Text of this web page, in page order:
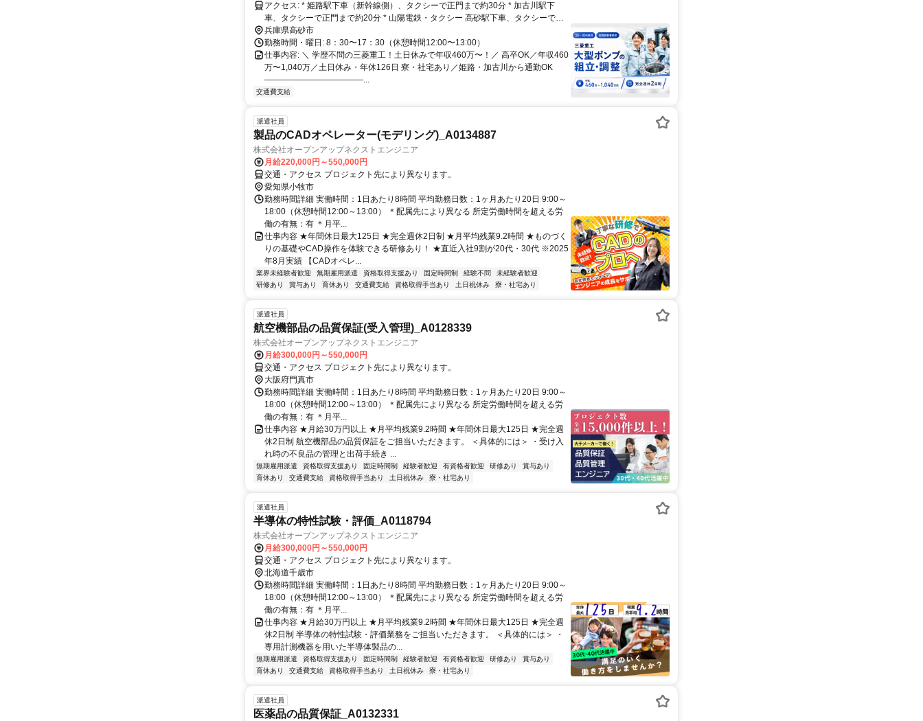
アクセス: * 姫路駅下車（新幹線側）、タクシーで正門まで約30分 * 加古川駅下
車、タクシーで正門まで約20分 * 山陽電鉄・タクシー 高砂駅下車、タクシーで正
門まで約5分 山陽電鉄・徒歩 荒井駅下車、徒歩で正門まで約5分
兵庫県高砂市
勤務時間・曜日: 8：30〜17：30（休憩時間12:00〜13:00）
仕事内容: ＼ 学歴不問の三菱重工！土日休みで年収460万〜！／ 高卒OK／年収460
万〜1,040万／土日休み・年休126日 寮・社宅あり／姫路・加古川から通勤OK
――――――――――――...
交通費支給
派遣社員
製品のCADオペレーター(モデリング)_A0134887
株式会社オープンアップネクストエンジニア
月給220,000円～550,000円
交通・アクセス プロジェクト先により異なります。
愛知県小牧市
勤務時間詳細 実働時間：1日あたり8時間 平均勤務日数：1ヶ月あたり20日 9:00～
18:00（休憩時間12:00～13:00） ＊配属先により異なる 所定労働時間を超える労
働の有無：有 ＊月平...
仕事内容 ★年間休日最大125日 ★完全週休2日制 ★月平均残業9.2時間 ★ものづく
りの基礎やCAD操作を体験できる研修あり！ ★直近入社9割が20代・30代 ※2025
年8月実績 【CADオペレ...
業界未経験者歓迎 無期雇用派遣 資格取得支援あり 固定時間制 経験不問
未経験者歓迎
研修あり
賞与あり 育休あり 交通費支給 資格取得手当あり 土日祝休み 寮・社宅あり
派遣社員
航空機部品の品質保証(受入管理)_A0128339
株式会社オープンアップネクストエンジニア
月給300,000円～550,000円
交通・アクセス プロジェクト先により異なります。
大阪府門真市
勤務時間詳細 実働時間：1日あたり8時間 平均勤務日数：1ヶ月あたり20日 9:00～
18:00（休憩時間12:00～13:00） ＊配属先により異なる 所定労働時間を超える労
働の有無：有 ＊月平...
仕事内容 ★月給30万円以上 ★月平均残業9.2時間 ★年間休日最大125日 ★完全週
休2日制 航空機部品の品質保証をご担当いただきます。 ＜具体的には＞ ・受け入
れ時の不良品の管理と出荷手続き ...
無期雇用派遣 資格取得支援あり 固定時間制 経験者歓迎 有資格者歓迎 研修あり
賞与あり
育休あり
交通費支給 資格取得手当あり 土日祝休み 寮・社宅あり
派遣社員
半導体の特性試験・評価_A0118794
株式会社オープンアップネクストエンジニア
月給300,000円～550,000円
交通・アクセス プロジェクト先により異なります。
北海道千歳市
勤務時間詳細 実働時間：1日あたり8時間 平均勤務日数：1ヶ月あたり20日 9:00～
18:00（休憩時間12:00～13:00） ＊配属先により異なる 所定労働時間を超える労
働の有無：有 ＊月平...
仕事内容 ★月給30万円以上 ★月平均残業9.2時間 ★年間休日最大125日 ★完全週
休2日制 半導体の特性試験・評価業務をご担当いただきます。 ＜具体的には＞ ・
専用計測機器を用いた半導体製品の...
無期雇用派遣 資格取得支援あり 固定時間制 経験者歓迎 有資格者歓迎 研修あり
賞与あり
育休あり
交通費支給 資格取得手当あり 土日祝休み 寮・社宅あり
派遣社員
医薬品の品質保証_A0132331